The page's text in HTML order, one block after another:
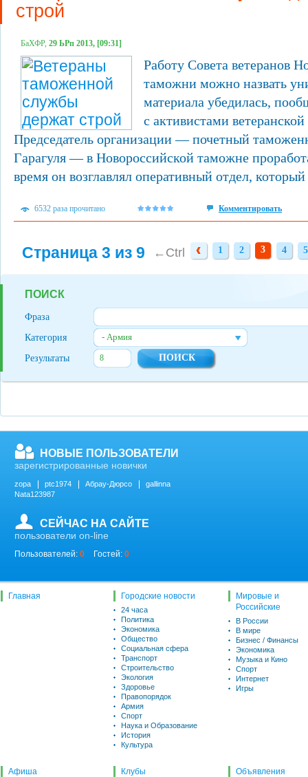
строй
БаХФР, 29 ЬРп 2013, [09:31]
Работу Совета ветеранов
таможни можно назвать
материала убедилась,
с активистами
Председатель организации — почетный
Гарагуля — в Новороссийской таможне
время он возглавлял оперативный отдел,
6532 раза прочитано Комментировать
Страница 3 из 9 ←Ctrl 1
1 2
2 3 4
4 5
5
ПОИСК
Фраза
Категория
- Армия
Результаты
НОВЫЕ ПОЛЬЗОВАТЕЛИ
зарегистрированные новички
zopa ptc1974 Абрау-Дюрсо
gallinna
Nata123987
СЕЙЧАС НА САЙТЕ
пользователи on-line
Пользователей: 0 Гостей: 0
Главная Городские новости
24 часа
Политика
Экономика
Общество
Социальная сфера
Транспорт
Строительство
Экология
Здоровье
Правопорядок
Армия
Спорт
Наука и Образование
История
Культура
Мировые и
Российские
В России
В мире
Бизнес / Финансы
Экономика
Музыка и Кино
Спорт
Интернет
Игры
Афиша
Клубы Объявления